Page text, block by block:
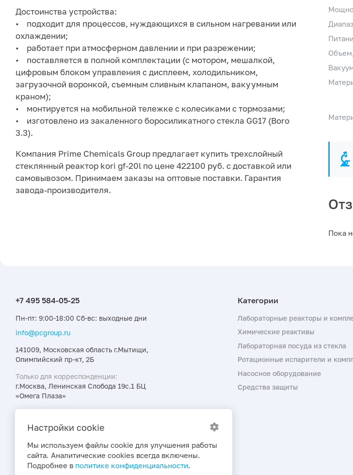
Достоинства устройства:
• подходит для процессов, нуждающихся в сильном нагревании или
охлаждении;
• работает при атмосферном давлении и при разрежении;
• поставляется в полной комплектации (с мотором, мешалкой,
цифровым блоком управления с дисплеем, холодильником,
загрузочной воронкой, съемным сливным клапаном, вакуумным
краном);
• монтируется на мобильной тележке с колесиками с тормозами;
• изготовлено из закаленного боросиликатного стекла GG17 (Boro
3.3).
Компания Prime Chemicals Group предлагает купить трехслойный
стеклянный реактор kori gf-20l по цене 422100 руб. с доставкой или
самовывозом. Принимаем заказы на оптовые поставки. Гарантия
завода-производителя.
Пока
Пн-пт: 9:00-18:00 Сб-вс: выходные дни
info@pcgroup.ru
141009, Московская область г.Мытищи,
Олимпийский пр-кт, 2Б
Только для корреспонденции:
г.Москва, Ленинская Слобода 19с.1 БЦ
«Омега Плаза»
акциях и новостях первыми
Лабораторные реакторы и
Химические реактивы
Лабораторная посуда из стекла
Ротационные испарители и
Насосное оборудование
Средства защиты
Настройки cookie
Мы используем файлы cookie для улучшения работы
сайта. Аналитические cookies всегда включены.
Подробнее в политике конфиденциальности.